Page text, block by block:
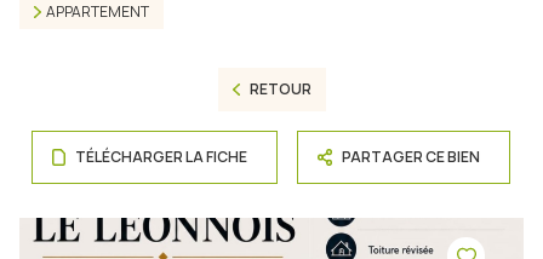
APPARTEMENT
RETOUR
TÉLÉCHARGER LA FICHE PARTAGER CE BIEN